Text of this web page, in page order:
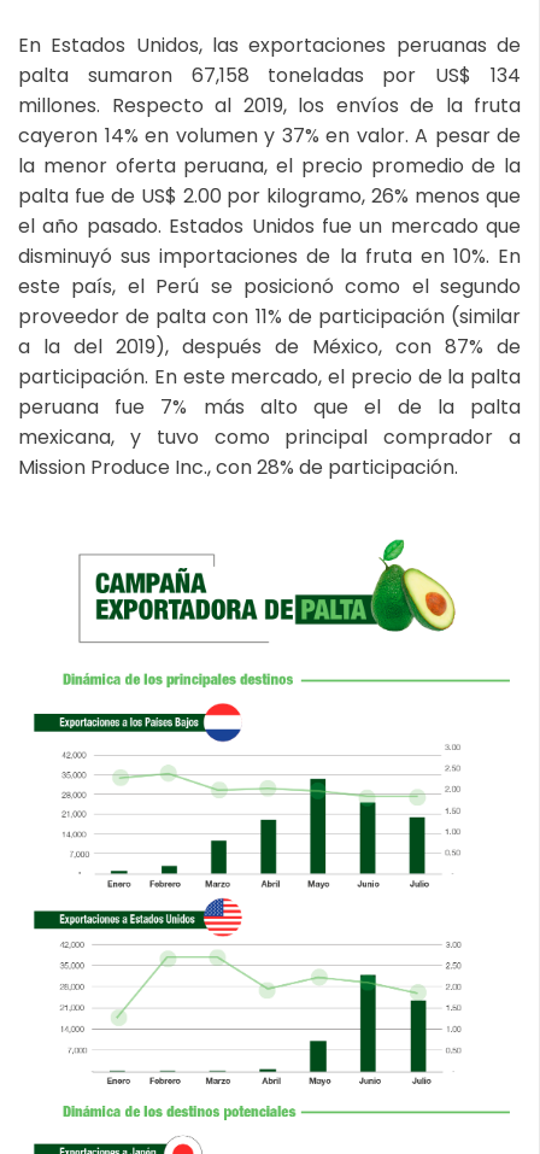
En Estados Unidos, las exportaciones peruanas de
palta sumaron 67,158 toneladas por US$ 134
millones. Respecto al 2019, los envíos de la fruta
cayeron 14% en volumen y 37% en valor. A pesar de
la menor oferta peruana, el precio promedio de la
palta fue de US$ 2.00 por kilogramo, 26% menos que
el año pasado. Estados Unidos fue un mercado que
disminuyó sus importaciones de la fruta en 10%. En
este país, el Perú se posicionó como el segundo
proveedor de palta con 11% de participación (similar
a la del 2019), después de México, con 87% de
participación. En este mercado, el precio de la palta
peruana fue 7% más alto que el de la palta
mexicana, y tuvo como principal comprador a
Mission Produce Inc., con 28% de participación.